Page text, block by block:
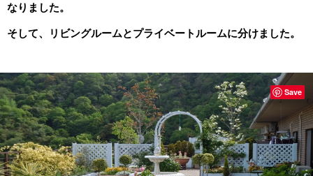
なりました。
そして、リビングルームとプライベートルームに分けました。
Save